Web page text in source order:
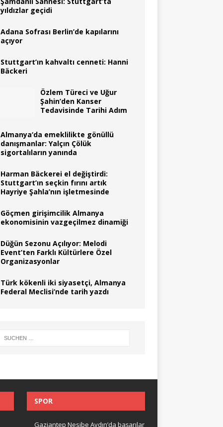
yıldızlar geçidi
Adana Sofrası Berlin’de kapılarını
açıyor
Stuttgart’ın kahvaltı cenneti: Hanni
Bäckeri
Özlem Türeci ve Uğur
Şahin’den Kanser
Tedavisinde Tarihi Adım
Almanya‘da emeklilikte gönüllü
danışmanlar: Yalçın Çölük
sigortalıların yanında
Harman Bäckerei el değiştirdi:
Stuttgart’ın seçkin fırını artık
Hayriye Şahla’nın işletmesinde
Göçmen girişimcilik Almanya
ekonomisinin vazgeçilmez dinamiği
Düğün Sezonu Açılıyor: Melodi
Event’ten Farklı Kültürlere Özel
Organizasyonlar
Türk kökenli iki siyasetçi, Almanya
Federal Meclisi’nde tarih yazdı
SPOR
Gaziantep Nesibe Aydın’da başarılar